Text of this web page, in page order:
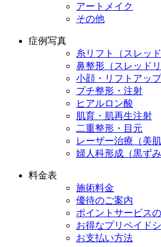
アートメイク
その他
症例写真
糸リフト（スレッド
鼻整形（スレッドリ
小顔・リフトアップ
プチ整形・注射
ヒアルロン酸
肌育・肌再生注射
二重整形・目元
レーザー治療（美
婦人科形成（黒ず
料金表
施術料金
優待のご案内
ポイントサービス
お得なプリペイド
お支払い方法